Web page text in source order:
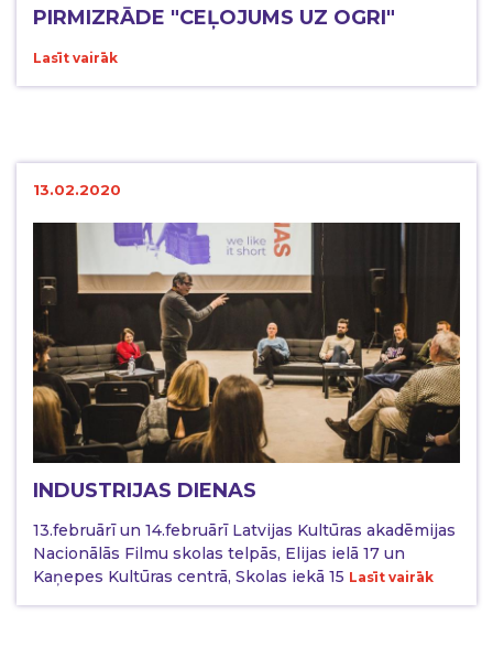
PIRMIZRĀDE "CEĻOJUMS UZ OGRI"
Lasīt vairāk
13.02.2020
INDUSTRIJAS DIENAS
13.februārī un 14.februārī Latvijas Kultūras akadēmijas
Nacionālās Filmu skolas telpās, Elijas ielā 17 un
Kaņepes Kultūras centrā, Skolas iekā 15 Lasīt vairāk